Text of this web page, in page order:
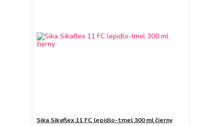
Sika Sikaflex 11 FC lepidlo-tmel 300 ml čierny